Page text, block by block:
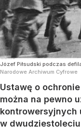
Józef Piłsudski podczas
Narodowe Archiwum Cyfrowe
Ustawę o
można na pewno
kontrowersyjnych
w